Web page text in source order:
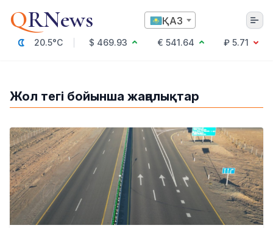
QRNews ҚАЗ
20.5°C $ 469.93 € 541.64
₽ 5.71
Мәдениет
Саясат
Технология
Экономика
Әлемде
Қоғам
Білім және Ғылым
Оқиға
Жол тегі бойынша жаңалықтар